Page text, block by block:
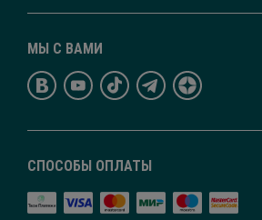
СПОСОБЫ ОПЛАТЫ
МЫ С ВАМИ